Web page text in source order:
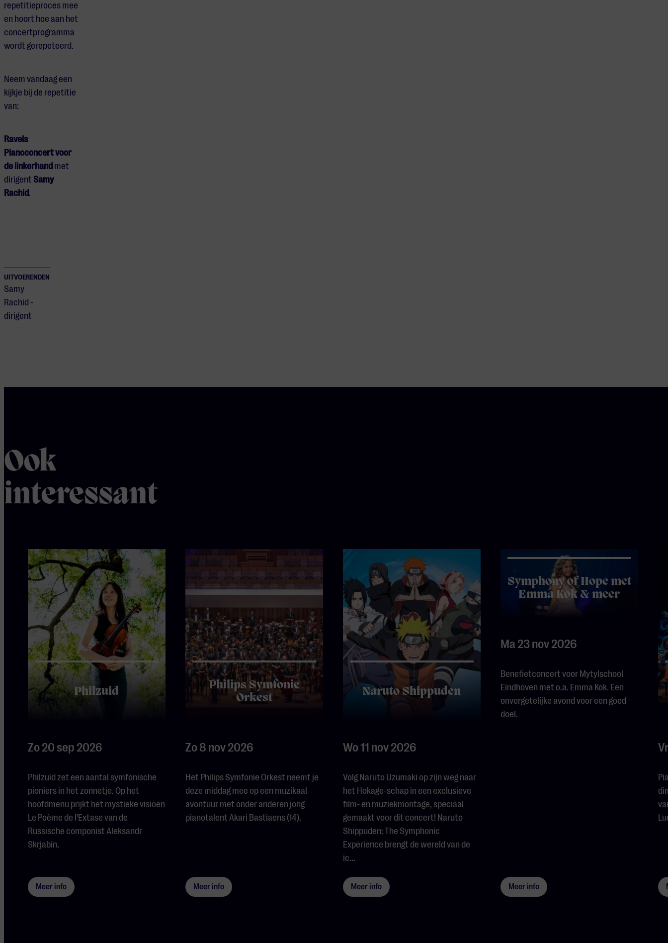
repetitieproces mee
en hoort hoe aan het
concertprogramma
wordt gerepeteerd.
Neem vandaag een
kijkje bij de repetitie
van:
Ravels
Pianoconcert voor
de linkerhand met
dirigent Samy
Rachid.
UITVOERENDEN
Samy
Rachid -
dirigent
Ook
interessant
Philzuid
Zo 20 sep 2026
Philzuid zet een aantal symfonische
pioniers in het zonnetje. Op het
hoofdmenu prijkt het mystieke visioen
Le Poème de l'Extase van de
Russische componist Aleksandr
Skrjabin.
Meer info
Philips Symfonie
Orkest
Zo 8 nov 2026
Het Philips Symfonie Orkest neemt je
deze middag mee op een muzikaal
avontuur met onder anderen jong
pianotalent Akari Bastiaens (14).
Meer info
Naruto Shippuden
Wo 11 nov 2026
Volg Naruto Uzumaki op zijn weg naar
het Hokage-schap in een exclusieve
film- en muziekmontage, speciaal
gemaakt voor dit concert! Naruto
Shippuden: The Symphonic
Experience brengt de wereld van de
ic...
Meer info
Symphony of Hope met
Emma Kok & meer
Ma 23 nov 2026
Benefietconcert voor Mytylschool
Eindhoven met o.a. Emma Kok. Een
onvergetelijke avond voor een goed
doel.
Meer info